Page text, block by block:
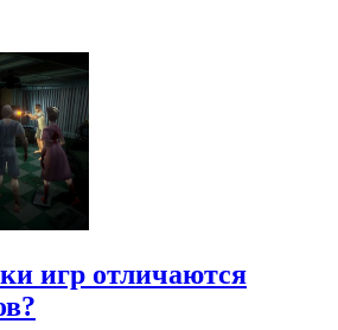
игр отличаются